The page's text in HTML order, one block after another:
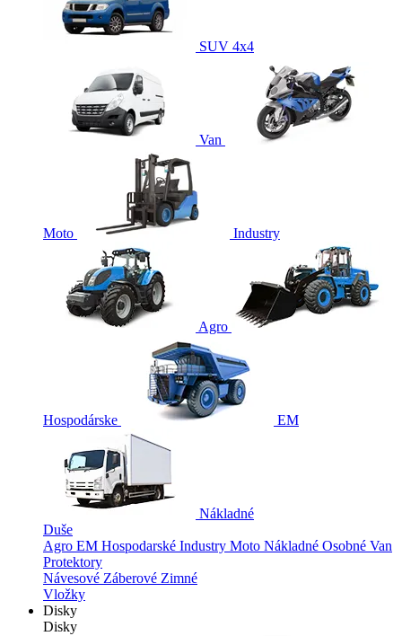
SUV 4x4
Van
Moto Industry
Agro
Hospodárske EM
Nákladné
Duše
Agro EM Hospodarské Industry Moto Nákladné Osobné Van
Protektory
Návesové Záberové Zimné
Vložky
Disky
Disky